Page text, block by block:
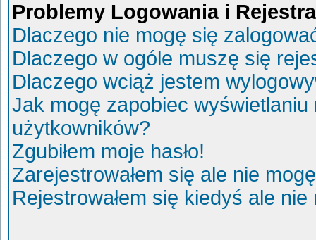
Problemy Logowania i
Dlaczego nie mogę się
Dlaczego w ogóle muszę się
Dlaczego wciąż jestem
Jak mogę zapobiec
użytkowników?
Zgubiłem moje hasło!
Zarejestrowałem się ale nie
Rejestrowałem się kiedyś ale